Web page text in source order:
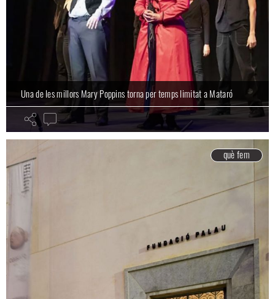
Una de les millors Mary Poppins torna per temps limitat a Mataró
què fem